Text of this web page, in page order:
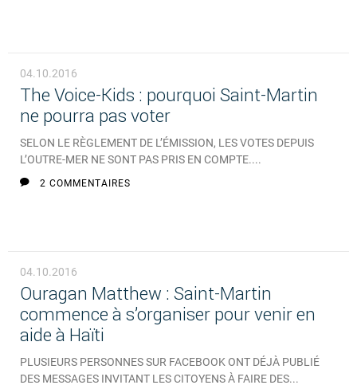
04.10.2016
The Voice-Kids : pourquoi Saint-Martin
ne pourra pas voter
SELON LE RÈGLEMENT DE L’ÉMISSION, LES VOTES DEPUIS
L’OUTRE-MER NE SONT PAS PRIS EN COMPTE....
2 COMMENTAIRES
04.10.2016
Ouragan Matthew : Saint-Martin
commence à s’organiser pour venir en
aide à Haïti
PLUSIEURS PERSONNES SUR FACEBOOK ONT DÉJÀ PUBLIÉ
DES MESSAGES INVITANT LES CITOYENS À FAIRE DES...